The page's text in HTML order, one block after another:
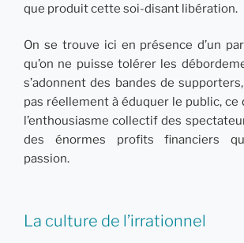
que produit cette soi-disant libération.
On se trouve ici en présence d’un
qu’on ne puisse tolérer les
s’adonnent des bandes de
pas réellement à éduquer le public,
l’enthousiasme collectif des
des énormes profits financiers
passion.
La culture de l’irrationnel